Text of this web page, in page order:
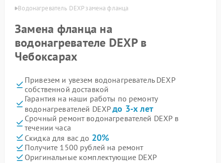
Водонагреватель DEXP замена фланца
Замена фланца на
водонагревателе DEXP в
Чебоксарах
Привезем и увезем водонагреватель DEXP
собственной доставкой
Гарантия на наши работы по ремонту
водонагревателей DEXPдо 3-х лет
Срочный ремонт водонагревателей DEXP в
течении часа
Скидка для вас до 20%
Получите 1500 рублей на ремонт
Оригинальные комплектующие DEXP